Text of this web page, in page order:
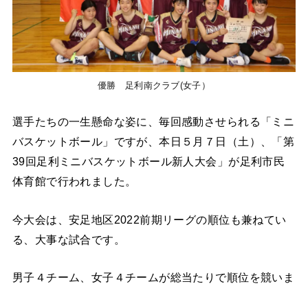
優勝 足利南クラブ(女子）
選手たちの一生懸命な姿に、毎回感動させられる「ミニ
バスケットボール」ですが、本日５月７日（土）、「第
39回足利ミニバスケットボール新人大会」が足利市民
体育館で行われました。
今大会は、安足地区2022前期リーグの順位も兼ねてい
る、大事な試合です。
男子４チーム、女子４チームが総当たりで順位を競いま